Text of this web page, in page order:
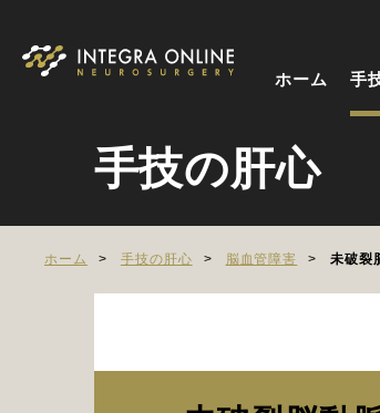
ホーム 手
手技の肝心
ホーム 手技の肝心 脳血管障害 未破裂